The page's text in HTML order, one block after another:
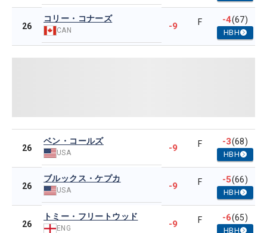
26
コリー・コナーズ
CAN -9 F -4(67)
HBH
26
ベン・コールズ
USA -9 F -3(68)
HBH
26
ブルックス・ケプカ
USA -9 F -5(66)
HBH
26
トミー・フリートウッド
ENG -9 F -6(65)
HBH